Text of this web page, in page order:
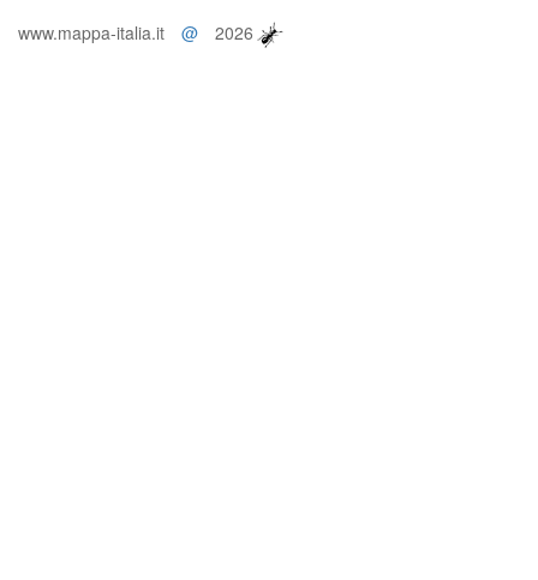
www.mappa-italia.it @ 2026